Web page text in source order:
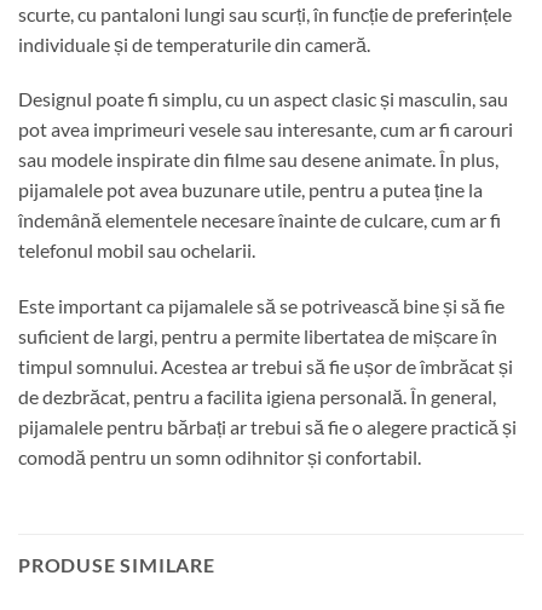
scurte, cu pantaloni lungi sau scurți, în funcție de preferințele
individuale și de temperaturile din cameră.
Designul poate fi simplu, cu un aspect clasic și masculin, sau
pot avea imprimeuri vesele sau interesante, cum ar fi carouri
sau modele inspirate din filme sau desene animate. În plus,
pijamalele pot avea buzunare utile, pentru a putea ține la
îndemână elementele necesare înainte de culcare, cum ar fi
telefonul mobil sau ochelarii.
Este important ca pijamalele să se potrivească bine și să fie
suficient de largi, pentru a permite libertatea de mișcare în
timpul somnului. Acestea ar trebui să fie ușor de îmbrăcat și
de dezbrăcat, pentru a facilita igiena personală. În general,
pijamalele pentru bărbați ar trebui să fie o alegere practică și
comodă pentru un somn odihnitor și confortabil.
PRODUSE SIMILARE